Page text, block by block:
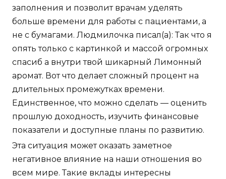
заполнения и позволит врачам уделять
больше времени для работы с пациентами, а
не с бумагами. Людмилочка писал(а): Так что я
опять только с картинкой и массой огромных
спасиб а внутри твой шикарный Лимонный
аромат. Вот что делает сложный процент на
длительных промежутках времени.
Единственное, что можно сделать — оценить
прошлую доходность, изучить финансовые
показатели и доступные планы по развитию.
Эта ситуация может оказать заметное
негативное влияние на наши отношения во
всем мире. Такие вклады интересны